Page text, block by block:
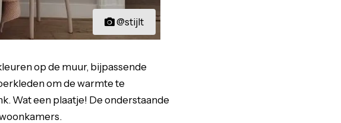
@stijlt
op de muur, bijpassende
om de warmte te
Wat een plaatje! De onderstaande